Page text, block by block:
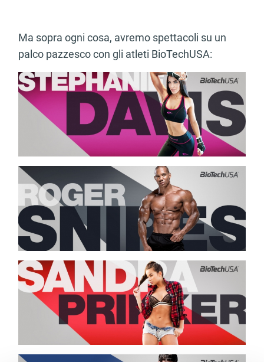
Ma sopra ogni cosa, avremo spettacoli su un
palco pazzesco con gli atleti BioTechUSA: